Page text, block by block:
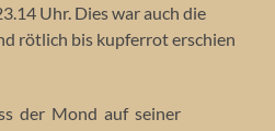
Uhr. Dies war auch die
rötlich bis kupferrot erschien
der Mond auf seiner